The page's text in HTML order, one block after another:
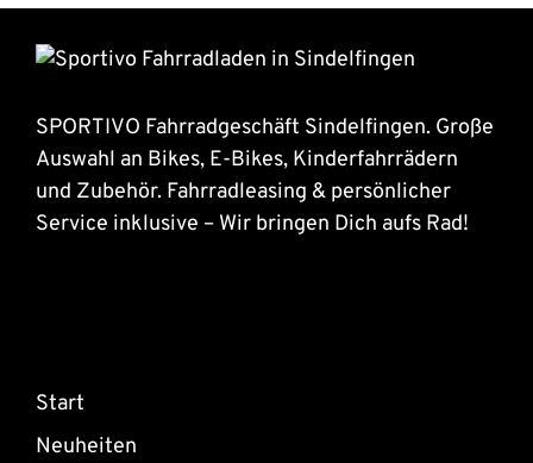
SPORTIVO Fahrradgeschäft Sindelfingen. Große
Auswahl an Bikes, E-Bikes, Kinderfahrrädern
und Zubehör. Fahrradleasing & persönlicher
Service inklusive – Wir bringen Dich aufs Rad!
Start
Neuheiten